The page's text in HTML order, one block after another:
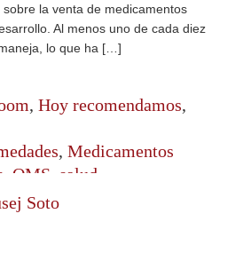
la venta de medicamentos
Al menos uno de cada diez
lo que ha […]
, Hoy recomendamos,
, Medicamentos
OMS salud
Soto